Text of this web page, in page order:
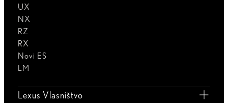
UX
NX
RZ
RX
Novi ES
LM
Lexus Vlasništvo